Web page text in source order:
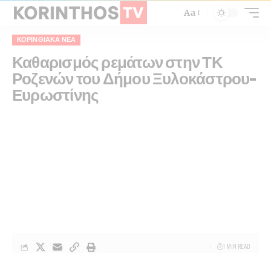
Aa
ΚΟΡΙΝΘΙΑΚΆ ΝΈΑ
Καθαρισμός ρεμάτων στην ΤΚ
Ροζενών του Δήμου Ξυλοκάστρου-
Ευρωστίνης
1 MIN READ